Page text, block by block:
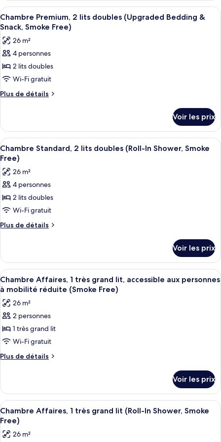
très
grand
lit
(Upgraded
Bedding
&
Snack,
Smoke
type
de
chambre
Chambre
Premium,
grand
lit
Bedding
Free)
Afficher
toutes
les
photos
pour
ce
type
de
Premium,
2
lits
doubles
(Upgraded
Bedding
&
Snack,
Smoke
Free)
Une chambre d’hôtel avec deux lits,
7
Chambre Premium, 2 lits doubles (Upgraded Bedding &
Snack, Smoke Free)
26 m²
4 personnes
2 lits doubles
Wi-Fi gratuit
Plus de détails
Plus
le
type
de
chambre
Chambre
Premium,
2
doubles
(Upgraded
&
Voir les prix
Afficher
toutes
les
photos
pour
ce
type
de
Standard,
2
lits
doubles
(Roll-
In
Shower,
Smoke
Free)
Une chambre d’hôtel avec deux lits,
4
Chambre Standard, 2 lits doubles (Roll-In Shower, Smoke
Free)
26 m²
4 personnes
2 lits doubles
Wi-Fi gratuit
Plus de détails
Plus
le
type
de
chambre
Standard,
2
doubles
(Roll-
Shower,
Voir les prix
Afficher
toutes
les
photos
pour
ce
type
de
Affaires,
très
grand
lit,
Bureau, espace de travail pour
4
Chambre Affaires, 1 très grand lit, accessible aux personnes
à mobilité réduite (Smoke Free)
26 m²
2 personnes
1 très grand lit
Wi-Fi gratuit
Plus de détails
Plus
le
type
de
chambre
Chambre
Affaires,
Voir les prix
Afficher
toutes
les
photos
Bureau, espace de travail pour
4
Chambre Affaires, 1 très grand lit (Roll-In Shower, Smoke
Free)
26 m²